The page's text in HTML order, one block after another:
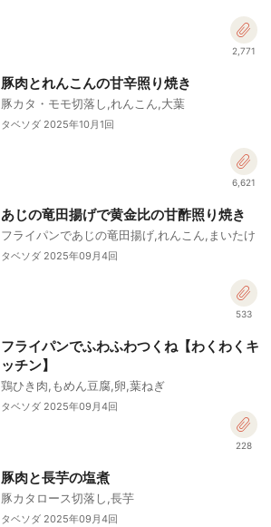
2,771
豚肉とれんこんの甘辛照り焼き
豚カタ・モモ切落し,れんこん,大葉
タベソダ 2025年10月1回
6,621
あじの竜田揚げで黄金比の甘酢照り焼き
フライパンであじの竜田揚げ,れんこん,まいたけ
タベソダ 2025年09月4回
533
フライパンでふわふわつくね【わくわくキ
ッチン】
鶏ひき肉,もめん豆腐,卵,葉ねぎ
タベソダ 2025年09月4回
228
豚肉と長芋の塩煮
豚カタロース切落し,長芋
タベソダ 2025年09月4回